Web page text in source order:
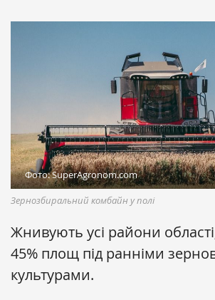
Фото: SuperAgronom.com
Зернозбиральний комбайн у полі
Жнивують усі райони
45% площ під ранніми
культурами.